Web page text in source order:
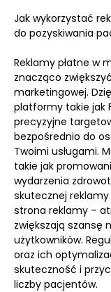
Jak wykorzystać
do pozyskiwania
Reklamy płatne w
znacząco
marketingowej.
platformy takie jak
precyzyjne
bezpośrednio do
Twoimi usługami.
takie jak
wydarzenia
skutecznej reklamy
strona reklamy –
zwiększają szansę
użytkowników.
oraz ich
skuteczność i
liczby pacjentów.